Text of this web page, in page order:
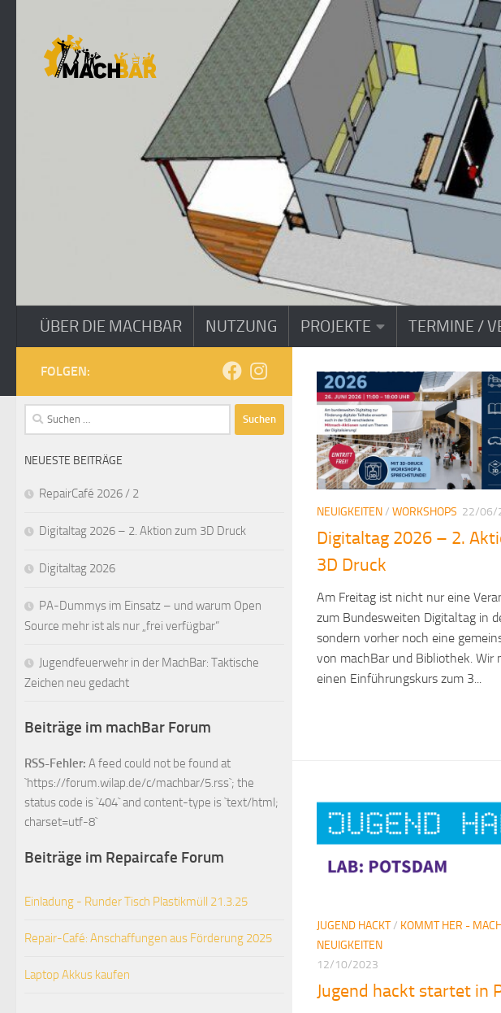
ÜBER DIE MACHBAR NUTZUNG PROJEKTE TERMINE /
NEUIGKEITEN/ WORKSHOPS 22/06/
Digitaltag 2026 – 2.
3D Druck
Am Freitag ist nicht nur eine
zum Bundesweiten Digitaltag in
sondern vorher noch eine
von machBar und Bibliothek. Wir
einen Einführungskurs zum 3...
JUGEND HACKT/ KOMMT HER -
NEUIGKEITEN
12/10/2023
Jugend hackt startet in
FOLGEN:
Suchen
nach:
NEUESTE BEITRÄGE
RepairCafé 2026 / 2
Digitaltag 2026 – 2. Aktion zum 3D Druck
Digitaltag 2026
PA-Dummys im Einsatz – und warum Open
Source mehr ist als nur „frei verfügbar“
Jugendfeuerwehr in der MachBar: Taktische
Zeichen neu gedacht
Beiträge im machBar Forum
RSS-Fehler: A feed could not be found at
`https://forum.wilap.de/c/machbar/5.rss`; the
status code is `404` and content-type is `text/html;
charset=utf-8`
Beiträge im Repaircafe Forum
Einladung - Runder Tisch Plastikmüll 21.3.25
Repair-Café: Anschaffungen aus Förderung 2025
Laptop Akkus kaufen